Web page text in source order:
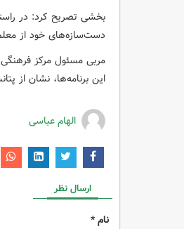
بخشی تصریح کرد: در
دست‌سازه‌های خود از
مربی مسئول مرکز فرهنگی
این برنامه‌ها، نشان از
الهام عباسی
ارسال نظر
نام *